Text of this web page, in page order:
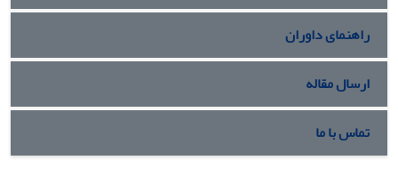
راهنمای داوران
ارسال مقاله
تماس با ما